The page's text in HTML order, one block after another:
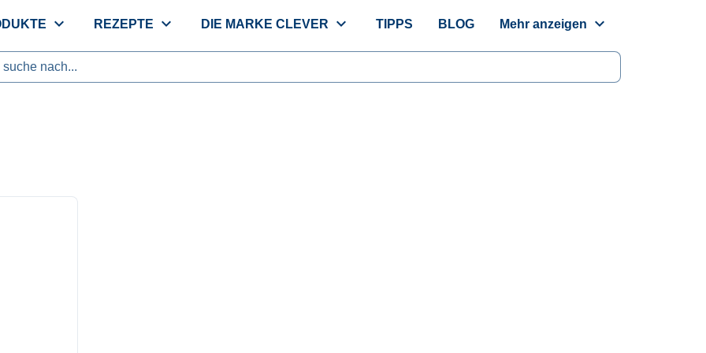
expand_more REZEPTE expand_more DIE MARKE CLEVER expand_more TIPPS BLOG Mehr anzeigen expand_more
nach...